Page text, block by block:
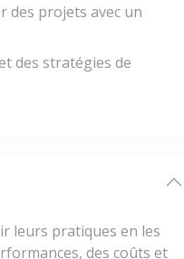
des projets avec un
des stratégies de
leurs pratiques en les
des coûts et